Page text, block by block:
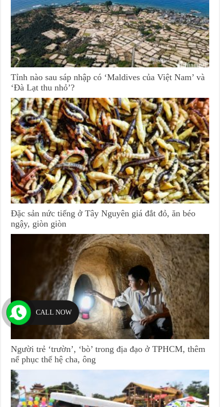
Tỉnh nào sau sáp nhập có ‘Maldives của Việt Nam’ và
‘Đà Lạt thu nhỏ’?
Đặc sản nức tiếng ở Tây Nguyên giá đắt đỏ, ăn béo
ngậy, giòn giòn
Người trẻ ‘trườn’, ‘bò’ trong địa đạo ở TPHCM, thêm
nể phục thế hệ cha, ông
CALL NOW